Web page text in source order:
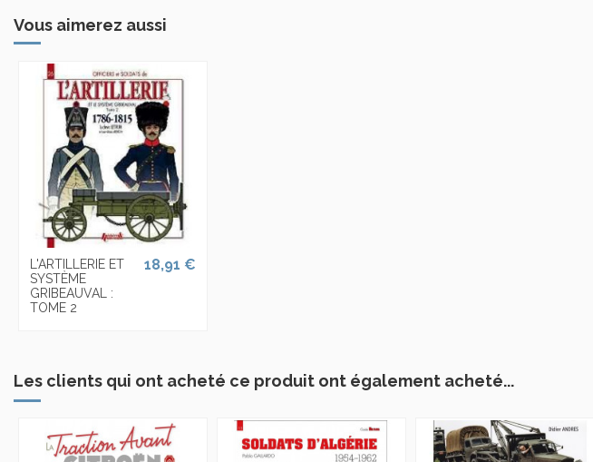
Vous aimerez aussi
L'ARTILLERIE ET
SYSTÈME
GRIBEAUVAL :
TOME 2
18,91 €
Les clients qui ont acheté ce produit ont également acheté...